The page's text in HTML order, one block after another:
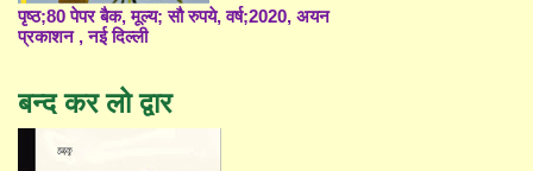
पृष्ठ;80 पेपर बैक, मूल्य; सौ रुपये, वर्ष;2020, अयन
प्रकाशन , नई दिल्ली
बन्द कर लो द्वार